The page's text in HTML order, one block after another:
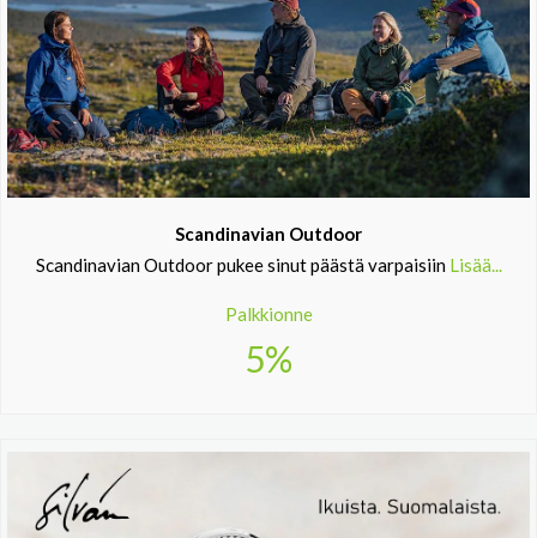
Scandinavian Outdoor
Scandinavian Outdoor pukee sinut päästä varpaisiin Lisää...
Palkkionne
5%